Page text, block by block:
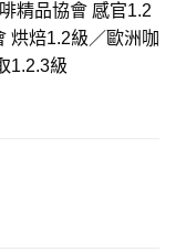
精品協會 感官1.2
烘焙1.2級／歐洲咖
1.2.3級